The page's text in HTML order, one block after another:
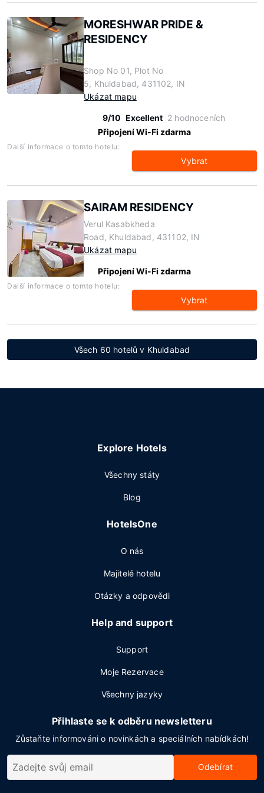
MORESHWAR PRIDE &
RESIDENCY
Shop No 01, Plot No
5, Khuldabad, 431102, IN
Ukázat mapu
9/10 Excellent 2 hodnoceních
Připojení Wi-Fi zdarma
Další informace o tomto hotelu:
Vybrat
SAIRAM RESIDENCY
Verul Kasabkheda
Road, Khuldabad, 431102, IN
Ukázat mapu
Připojení Wi-Fi zdarma
Další informace o tomto hotelu:
Vybrat
Všech 60 hotelů v Khuldabad
Explore Hotels
Všechny státy
Blog
HotelsOne
O nás
Majitelé hotelu
Otázky a odpovědi
Help and support
Support
Moje Rezervace
Všechny jazyky
Přihlaste se k odběru newsletteru
Zůstaňte informováni o novinkách a speciálních nabídkách!
Odebírat